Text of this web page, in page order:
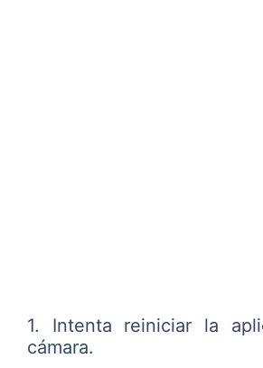
1. Intenta reiniciar la
cámara.